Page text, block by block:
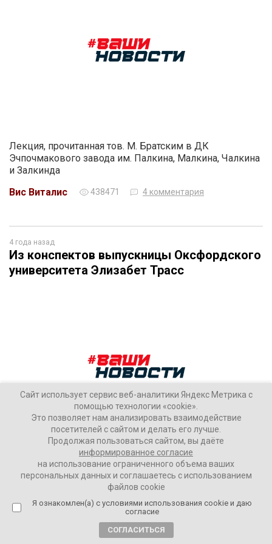
Лекция, прочитанная тов. М. Братским в ДК
Эчпочмакового завода им. Палкина, Малкина, Чалкина
и Залкинда
Вис Виталис
438471 4 комментария
4 года назад
Из конспектов выпускницы Оксфордского
университета Элизабет Трасс
Она ещё иногда танкистом подрабатывает
Сайт использует сервис веб-аналитики Яндекс Метрика с
помощью технологии «cookie».
Это позволяет нам анализировать взаимодействие
посетителей с сайтом и делать его лучше.
Продолжая пользоваться сайтом, вы даёте
информированное согласие
на использование ограниченного объема ваших
персональных данных и соглашаетесь с использованием
файлов cookie
Я ознакомлен(а) с условиями использования cookie и даю
согласие
СОГЛАСИТЬСЯ